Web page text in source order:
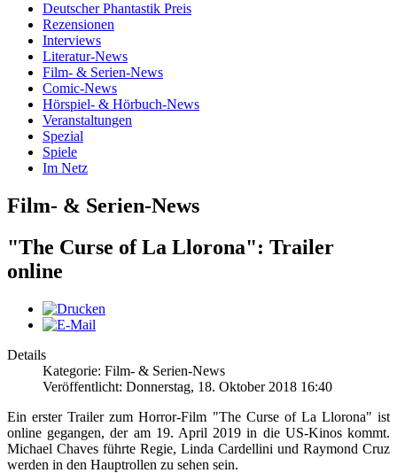
Deutscher Phantastik Preis
Rezensionen
Interviews
Literatur-News
Film- & Serien-News
Comic-News
Hörspiel- & Hörbuch-News
Veranstaltungen
Spezial
Spiele
Im Netz
Film- & Serien-News
"The Curse of La Llorona": Trailer
online
Details
Kategorie: Film- & Serien-News
Veröffentlicht: Donnerstag, 18. Oktober 2018 16:40
Ein erster Trailer zum Horror-Film "The Curse of La Llorona" ist
online gegangen, der am 19. April 2019 in die US-Kinos kommt.
Michael Chaves führte Regie, Linda Cardellini und Raymond Cruz
werden in den Hauptrollen zu sehen sein.